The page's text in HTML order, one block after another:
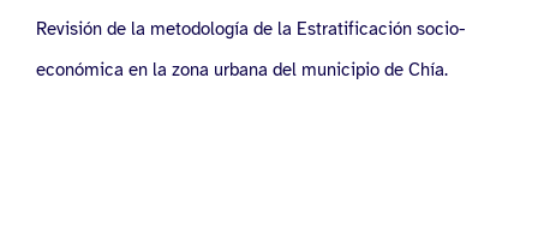
Revisión de la metodología de la Estratificación socio-
económica en la zona urbana del municipio de Chía.